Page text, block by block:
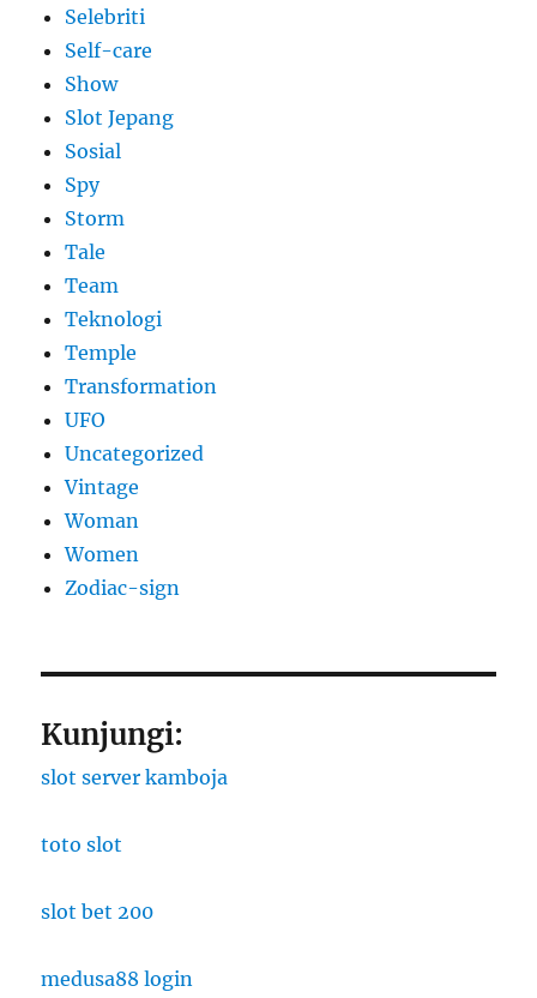
Selebriti
Self-care
Show
Slot Jepang
Sosial
Spy
Storm
Tale
Team
Teknologi
Temple
Transformation
UFO
Uncategorized
Vintage
Woman
Women
Zodiac-sign
Kunjungi:
slot server kamboja
toto slot
slot bet 200
medusa88 login